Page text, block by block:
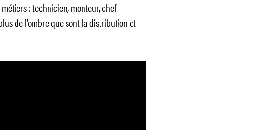
: technicien, monteur, chef-
de l’ombre que sont la distribution et